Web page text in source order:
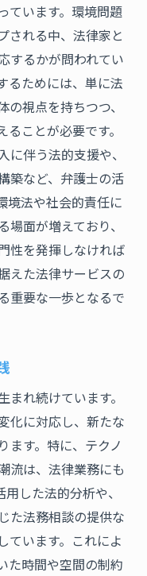
ています。環境問題
される中、法律家と
するかが問われてい
るためには、単に法
視点を持ちつつ、
ことが必要です。
伴う法的支援や、
築など、弁護士の活
境法や社会的責任に
面が増えており、
性を発揮しなければ
えた法律サービスの
重要な一歩となるで
れ続けています。
化に対応し、新たな
ます。特に、テクノ
流は、法律業務にも
した法的分析や、
た法務相談の提供な
ています。これによ
た時間や空間の制約